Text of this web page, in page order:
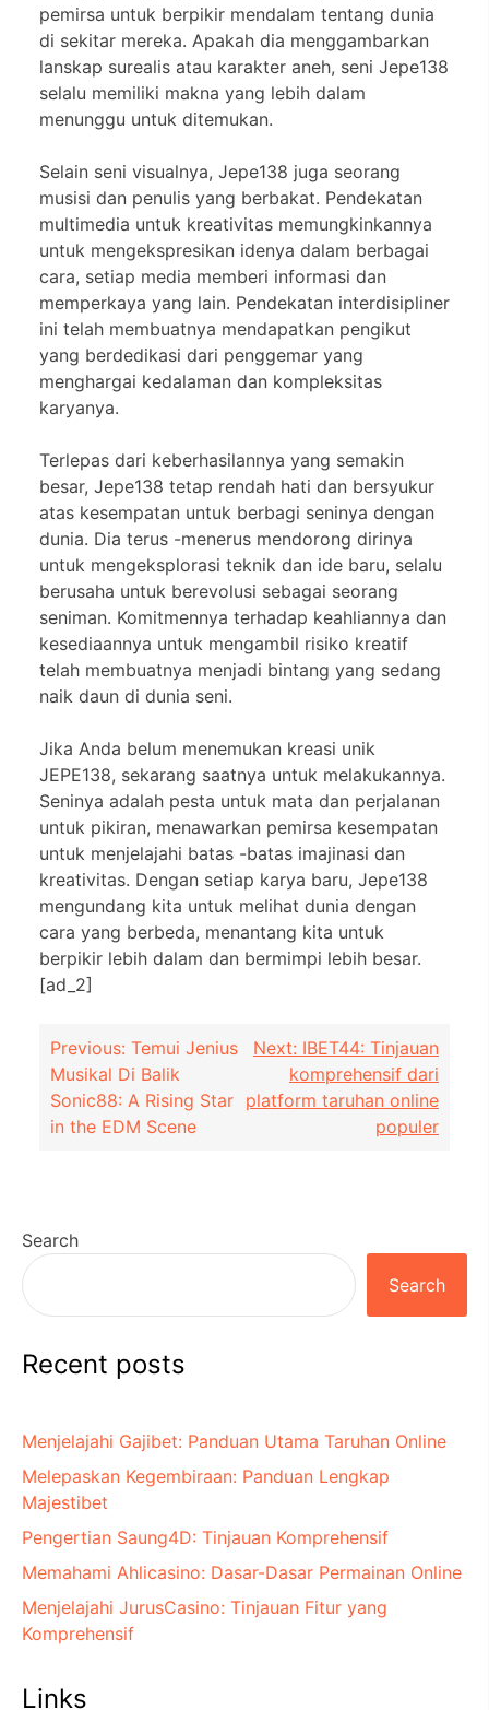
pemirsa untuk berpikir mendalam tentang dunia
di sekitar mereka. Apakah dia menggambarkan
lanskap surealis atau karakter aneh, seni Jepe138
selalu memiliki makna yang lebih dalam
menunggu untuk ditemukan.
Selain seni visualnya, Jepe138 juga seorang
musisi dan penulis yang berbakat. Pendekatan
multimedia untuk kreativitas memungkinkannya
untuk mengekspresikan idenya dalam berbagai
cara, setiap media memberi informasi dan
memperkaya yang lain. Pendekatan interdisipliner
ini telah membuatnya mendapatkan pengikut
yang berdedikasi dari penggemar yang
menghargai kedalaman dan kompleksitas
karyanya.
Terlepas dari keberhasilannya yang semakin
besar, Jepe138 tetap rendah hati dan bersyukur
atas kesempatan untuk berbagi seninya dengan
dunia. Dia terus -menerus mendorong dirinya
untuk mengeksplorasi teknik dan ide baru, selalu
berusaha untuk berevolusi sebagai seorang
seniman. Komitmennya terhadap keahliannya dan
kesediaannya untuk mengambil risiko kreatif
telah membuatnya menjadi bintang yang sedang
naik daun di dunia seni.
Jika Anda belum menemukan kreasi unik
JEPE138, sekarang saatnya untuk melakukannya.
Seninya adalah pesta untuk mata dan perjalanan
untuk pikiran, menawarkan pemirsa kesempatan
untuk menjelajahi batas -batas imajinasi dan
kreativitas. Dengan setiap karya baru, Jepe138
mengundang kita untuk melihat dunia dengan
cara yang berbeda, menantang kita untuk
berpikir lebih dalam dan bermimpi lebih besar.
[ad_2]
Post
navigation
Previous: Temui Jenius
Musikal Di Balik
Sonic88: A Rising Star
in the EDM Scene
Next: IBET44: Tinjauan
komprehensif dari
platform taruhan online
populer
Search
Search
Recent posts
Menjelajahi Gajibet: Panduan Utama Taruhan Online
Melepaskan Kegembiraan: Panduan Lengkap
Majestibet
Pengertian Saung4D: Tinjauan Komprehensif
Memahami Ahlicasino: Dasar-Dasar Permainan Online
Menjelajahi JurusCasino: Tinjauan Fitur yang
Komprehensif
Links